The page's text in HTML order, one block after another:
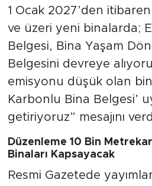
1 Ocak 2027’den
ve üzeri yeni binalarda;
Belgesi, Bina Yaşam
Belgesini devreye
emisyonu düşük olan
Karbonlu Bina Belgesi’
getiriyoruz” mesajını
Düzenleme 10 Bin
Binaları Kapsayacak
Resmi Gazetede